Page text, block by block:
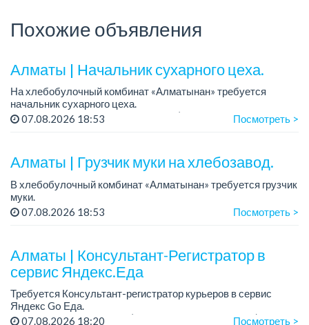
Похожие объявления
Алматы | Начальник сухарного цеха.
На хлебобулочный комбинат «Алматынан» требуется
начальник сухарного цеха.
Зарплата: от 300 000 тенге на руки (обсуждается на
Требования: оп...
07.08.2026 18:53 Посмотреть >
Алматы | Грузчик муки на хлебозавод.
В хлебобулочный комбинат «Алматынан» требуется грузчик
муки.
График работы: 5/2, с 09.00 до 18.00.
07.08.2026 18:53 Посмотреть >
Алматы | Консультант-Регистратор в
сервис Яндекс.Еда
Требуется Консультант-регистратор курьеров в сервис
Яндекс Go Еда.
Условия: работа в офисе (Абылай хана - Макатаева).
07.08.2026 18:20 Посмотреть >